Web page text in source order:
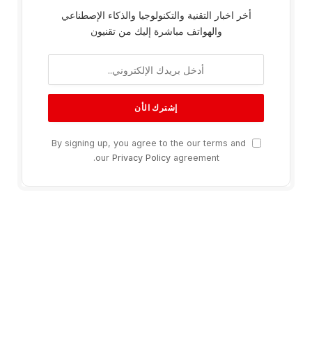
أخر اخبار التقنية والتكنولوجيا والذكاء الإصطناعي
والهواتف مباشرة إليك من تقنيون
By signing up, you agree to the our terms and
our Privacy Policyagreement.